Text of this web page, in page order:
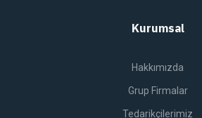
Kurumsal
Hakkımızda
Grup Firmalar
Tedarikçilerimiz